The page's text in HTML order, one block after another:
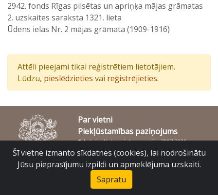
2942. fonds Rīgas pilsētas un apriņķa mājas grāmatas
2. uzskaites saraksta 1321. lieta
Ūdens ielas Nr. 2 mājas grāmata (1909-1916)
Attēli pieejami tikai reģistrētiem lietotājiem.
Lūdzu, pieslēdzieties vai reģistrējieties.
Par vietni
Piekļūstamības paziņojums
© Latvijas Valsts vēstures arhīvs 2007-2026
Slokas iela 16, Rīga, LV – 1048
Šī vietne izmanto sīkdatnes (cookies), lai nodrošinātu
Jūsu pieprasījumu izpildi un apmeklējuma uzskaiti.
Sapratu